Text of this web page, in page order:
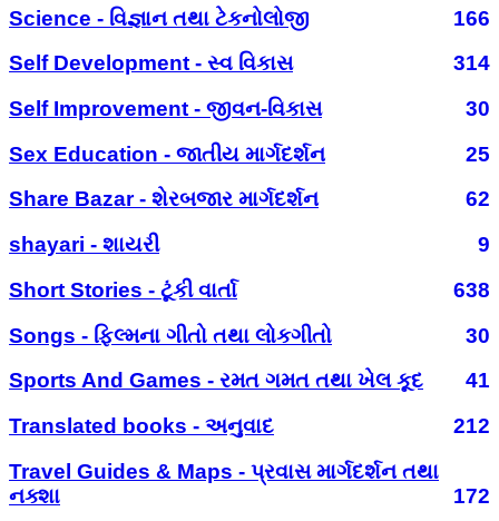
Science - વિજ્ઞાન તથા ટેકનોલોજી
166
Self Development - સ્વ વિકાસ
314
Self Improvement - જીવન-વિકાસ
30
Sex Education - જાતીય માર્ગદર્શન
25
Share Bazar - શેરબજાર માર્ગદર્શન
62
shayari - શાયરી
9
Short Stories - ટૂંકી વાર્તા
638
Songs - ફિલ્મના ગીતો તથા લોકગીતો
30
Sports And Games - રમત ગમત તથા ખેલ કૂદ
41
Translated books - અનુવાદ
212
Travel Guides & Maps - પ્રવાસ માર્ગદર્શન તથા
નક્શા
172